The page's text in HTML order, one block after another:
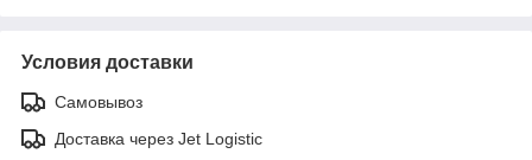
Условия доставки
Самовывоз
Доставка через Jet Logistic